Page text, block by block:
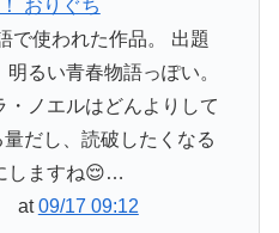
おりぐち
で使われた作品。 出題
るい青春物語っぽい。
ノエルはどんよりして
だし、読破したくなる
しますね😌…
at09/17 09:12